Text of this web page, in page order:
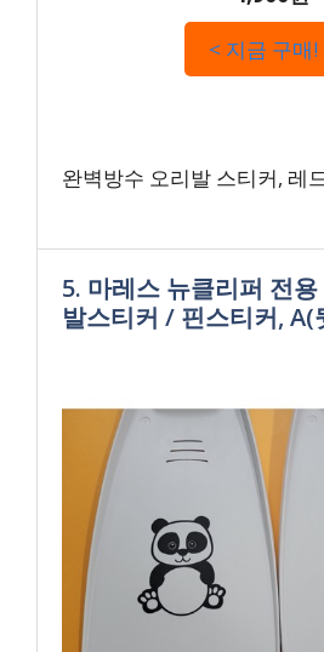
< 지금 구매!
완벽방수 오리발 스티커, 레
5. 마레스 뉴클리퍼 전
발스티커 / 핀스티커, A(